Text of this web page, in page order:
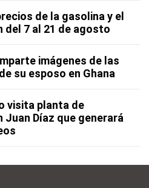
de la gasolina y el
del 7 al 21 de agosto
imágenes de las
su esposo en Ghana
visita planta de
Juan Díaz que generará